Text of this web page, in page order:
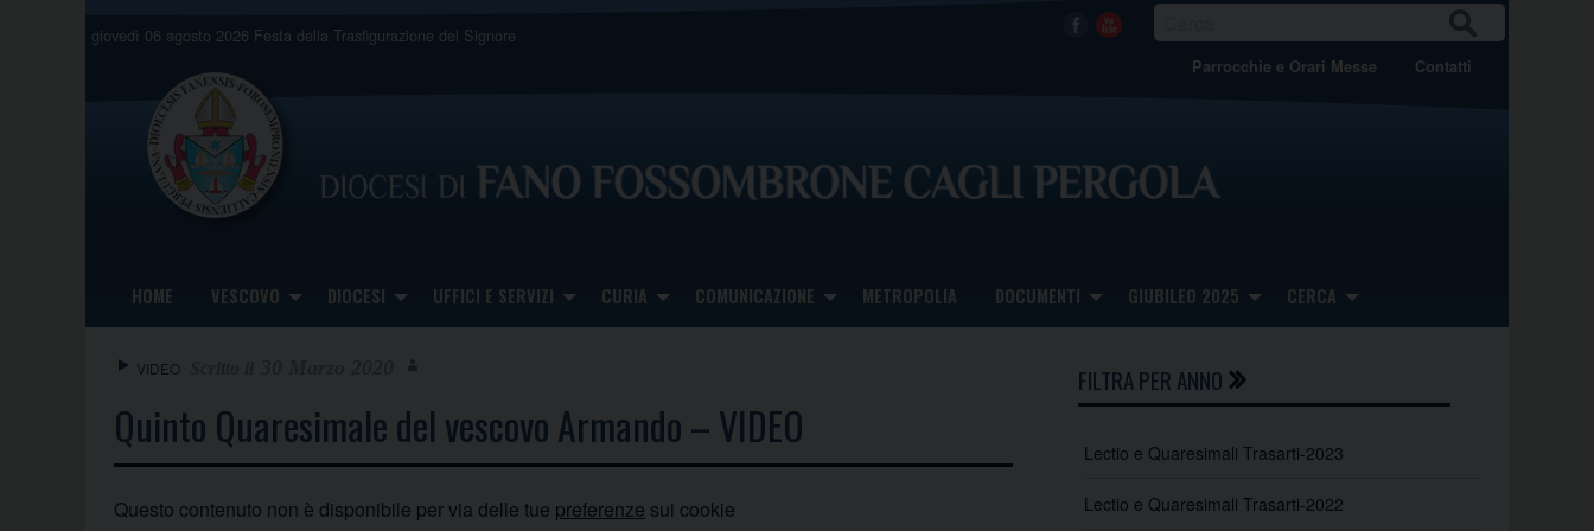
giovedì 06 agosto 2026 Festa della Trasfigurazione del Signore Facebook
Youtube CA
Parrocchie e Orari Messe Contatti
HOME VESCOVO DIOCESI UFFICI E SERVIZI CURIA COMUNICAZIONE METROPOLIA DOCUMENTI GIUBILEO 2025 CERCA
VIDEO
Quinto Quaresimale del vescovo Armando – VIDEO
Questo contenuto non è disponibile per via delle tue preferenze sui cookie
FILTRA PER ANNO
Lectio e Quaresimali Trasarti-2023
Lectio e Quaresimali Trasarti-2022